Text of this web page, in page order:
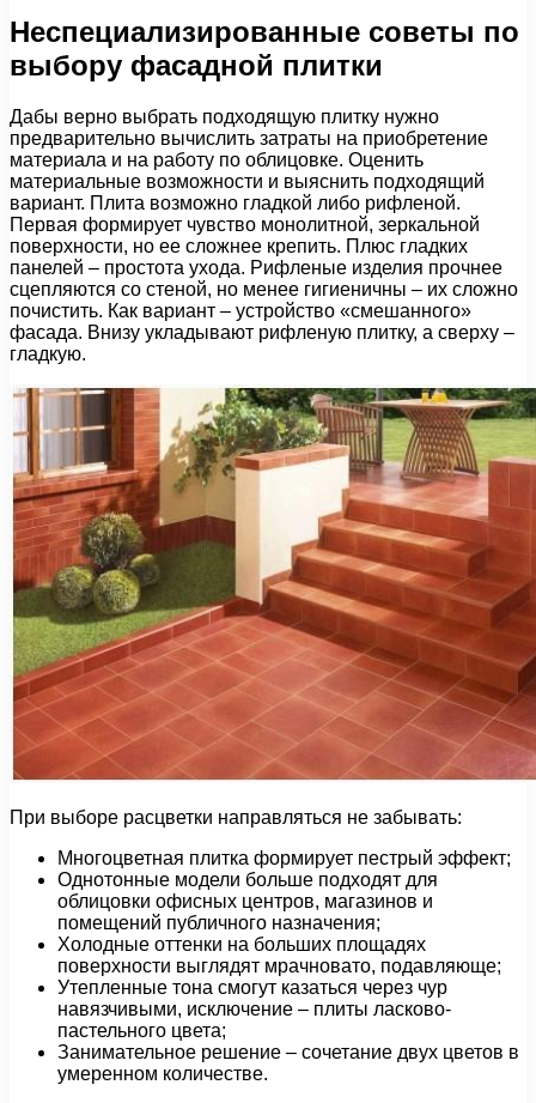
Неспециализированные советы по
выбору фасадной плитки
Дабы верно выбрать подходящую плитку нужно
предварительно вычислить затраты на приобретение
материала и на работу по облицовке. Оценить
материальные возможности и выяснить подходящий
вариант. Плита возможно гладкой либо рифленой.
Первая формирует чувство монолитной, зеркальной
поверхности, но ее сложнее крепить. Плюс гладких
панелей – простота ухода. Рифленые изделия прочнее
сцепляются со стеной, но менее гигиеничны – их сложно
почистить. Как вариант – устройство «смешанного»
фасада. Внизу укладывают рифленую плитку, а сверху –
гладкую.
При выборе расцветки направляться не забывать:
Многоцветная плитка формирует пестрый эффект;
Однотонные модели больше подходят для
облицовки офисных центров, магазинов и
помещений публичного назначения;
Холодные оттенки на больших площадях
поверхности выглядят мрачновато, подавляюще;
Утепленные тона смогут казаться через чур
навязчивыми, исключение – плиты ласково-
пастельного цвета;
Занимательное решение – сочетание двух цветов в
умеренном количестве.